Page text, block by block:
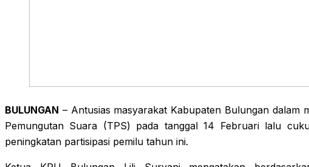
BULUNGAN – Antusias masyarakat Kabupaten Bulungan dalam
Pemungutan Suara (TPS) pada tanggal 14 Februari lalu
peningkatan partisipasi pemilu tahun ini.